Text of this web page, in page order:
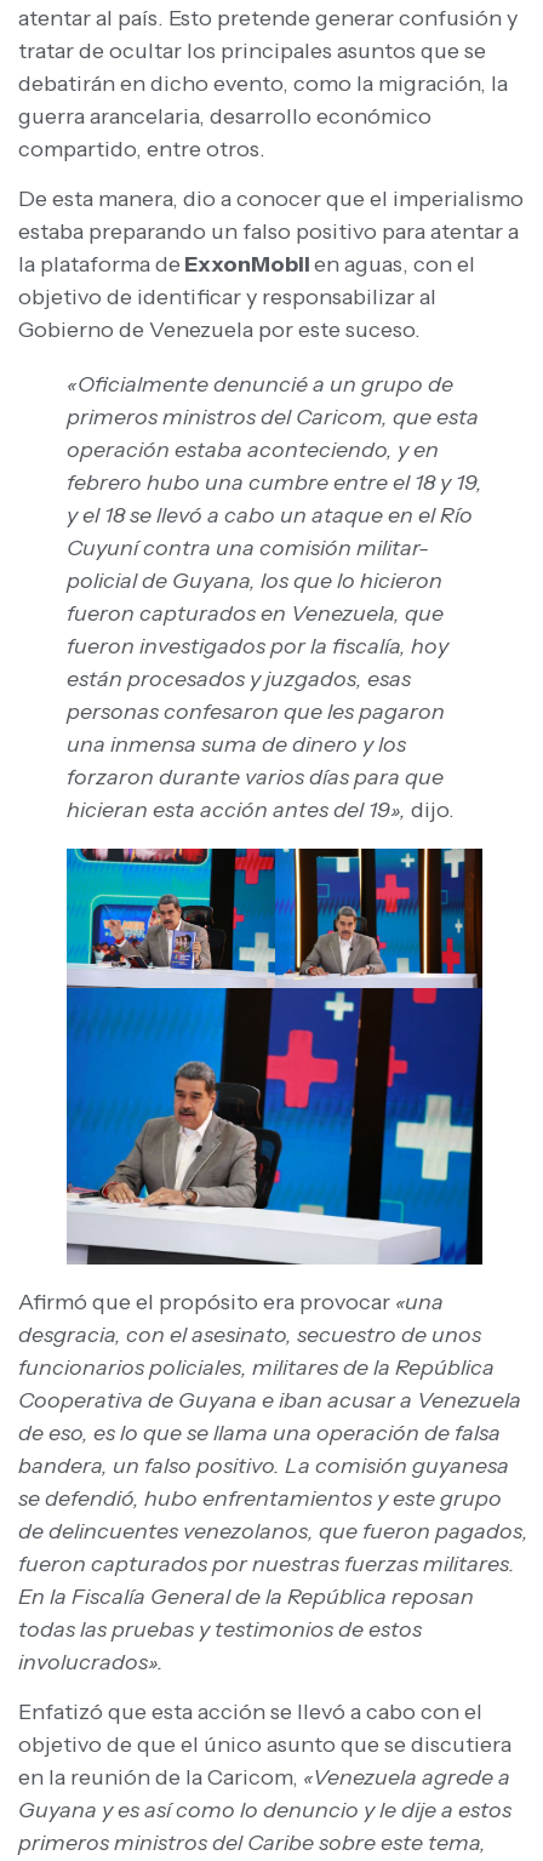
atentar al país. Esto pretende generar confusión y
tratar de ocultar los principales asuntos que se
debatirán en dicho evento, como la migración, la
guerra arancelaria, desarrollo económico
compartido, entre otros.
De esta manera, dio a conocer que el imperialismo
estaba preparando un falso positivo para atentar a
la plataforma de ExxonMobilen aguas, con el
objetivo de identificar y responsabilizar al
Gobierno de Venezuela por este suceso.
«Oficialmente denuncié a un grupo de
primeros ministros del Caricom, que esta
operación estaba aconteciendo, y en
febrero hubo una cumbre entre el 18 y 19,
y el 18 se llevó a cabo un ataque en el Río
Cuyuní contra una comisión militar-
policial de Guyana, los que lo hicieron
fueron capturados en Venezuela, que
fueron investigados por la fiscalía, hoy
están procesados y juzgados, esas
personas confesaron que les pagaron
una inmensa suma de dinero y los
forzaron durante varios días para que
hicieran esta acción antes del 19», dijo.
Afirmó que el propósito era provocar «una
desgracia, con el asesinato, secuestro de unos
funcionarios policiales, militares de la República
Cooperativa de Guyana e iban acusar a Venezuela
de eso, es lo que se llama una operación de falsa
bandera, un falso positivo. La comisión guyanesa
se defendió, hubo enfrentamientos y este grupo
de delincuentes venezolanos, que fueron pagados,
fueron capturados por nuestras fuerzas militares.
En la Fiscalía General de la República reposan
todas las pruebas y testimonios de estos
involucrados».
Enfatizó que esta acción se llevó a cabo con el
objetivo de que el único asunto que se discutiera
en la reunión de la Caricom, «Venezuela agrede a
Guyana y es así como lo denuncio y le dije a estos
primeros ministros del Caribe sobre este tema,